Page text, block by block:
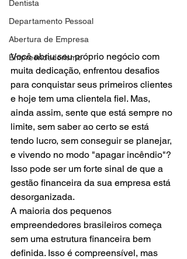
Dentista
Departamento Pessoal
Abertura de Empresa
Empreendedorismo
Você abriu seu próprio negócio com
muita dedicação, enfrentou desafios
para conquistar seus primeiros clientes
e hoje tem uma clientela fiel. Mas,
ainda assim, sente que está sempre no
limite, sem saber ao certo se está
tendo lucro, sem conseguir se planejar,
e vivendo no modo "apagar incêndio"?
Isso pode ser um forte sinal de que a
gestão financeira da sua empresa está
desorganizada.
A maioria dos pequenos
empreendedores brasileiros começa
sem uma estrutura financeira bem
definida. Isso é compreensível, mas